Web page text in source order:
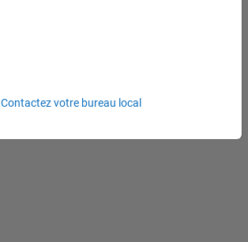
Contactez votre bureau local